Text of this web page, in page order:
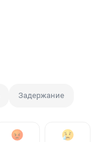
Задержание